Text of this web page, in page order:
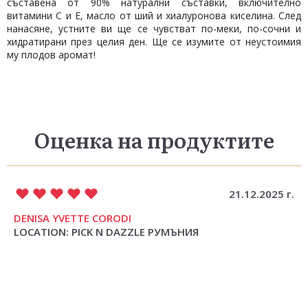
витамини C и E, масло от ший и хиалуронова киселина. След
нанасяне, устните ви ще се чувстват по-меки, по-сочни и
хидратирани през целия ден. Ще се изумите от неустоимия
му плодов аромат!
Оценка на продуктите
21.12.2025 г.
DENISA YVETTE CORODI
LOCATION: PICK N DAZZLE РУМЪНИЯ